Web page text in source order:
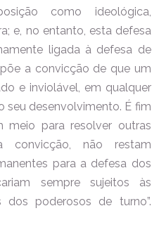
como ideológica,
e, no entanto, esta defesa
ligada à defesa de
a convicção de que um
e inviolável, em qualquer
seu desenvolvimento. É fim
meio para resolver outras
convicção, não restam
para a defesa dos
sempre sujeitos às
dos poderosos de turno”.